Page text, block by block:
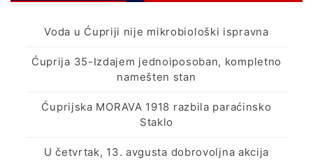
Voda u Ćupriji nije mikrobiološki ispravna
Ćuprija 35-Izdajem jednoiposoban, kompletno
namešten stan
Ćuprijska MORAVA 1918 razbila paraćinsko
Staklo
U četvrtak, 13. avgusta dobrovoljna akcija